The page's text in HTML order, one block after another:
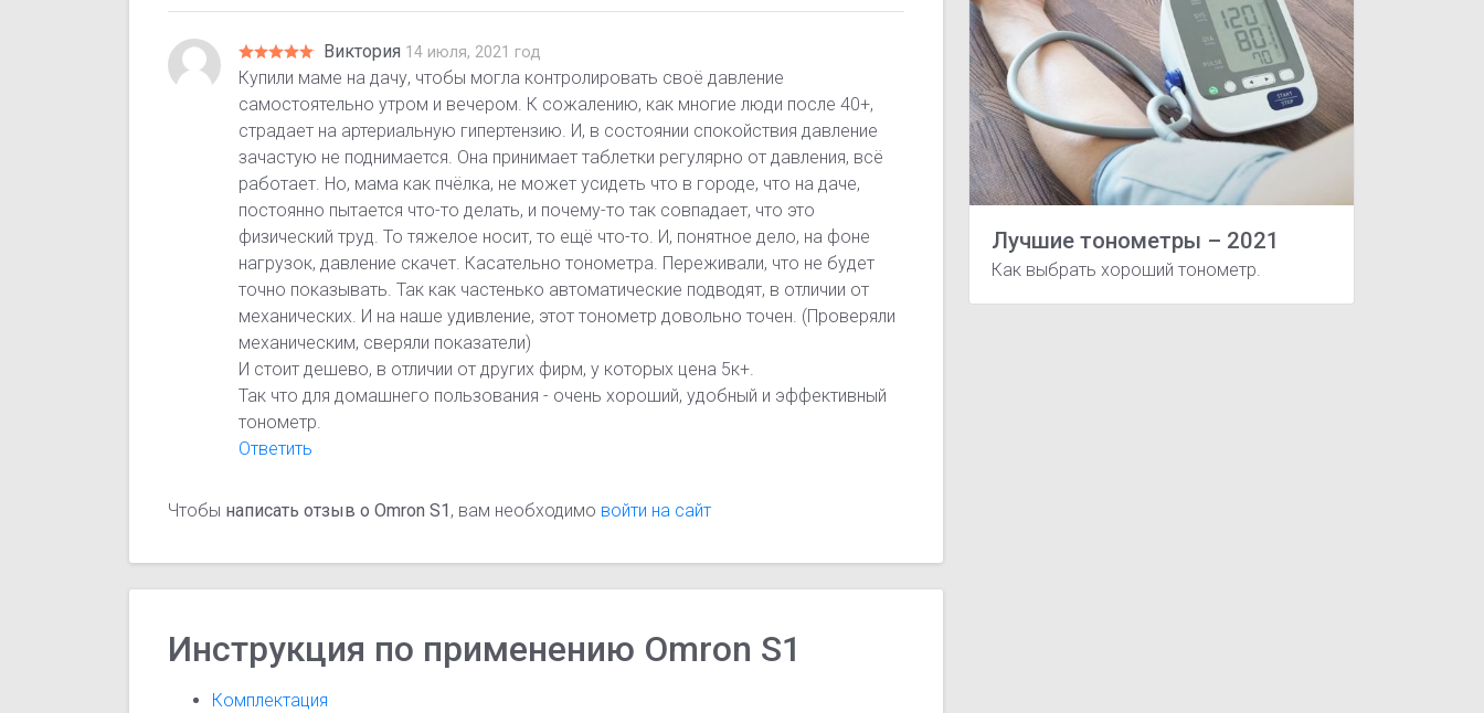
Виктория 14 июля, 2021 год
Купили маме на дачу, чтобы могла контролировать своё давление
самостоятельно утром и вечером. К сожалению, как многие люди после 40+,
страдает на артериальную гипертензию. И, в состоянии спокойствия давление
зачастую не поднимается. Она принимает таблетки регулярно от давления, всё
работает. Но, мама как пчёлка, не может усидеть что в городе, что на даче,
постоянно пытается что-то делать, и почему-то так совпадает, что это
физический труд. То тяжелое носит, то ещё что-то. И, понятное дело, на фоне
нагрузок, давление скачет. Касательно тонометра. Переживали, что не будет
точно показывать. Так как частенько автоматические подводят, в отличии от
механических. И на наше удивление, этот тонометр довольно точен. (Проверяли
механическим, сверяли показатели)
И стоит дешево, в отличии от других фирм, у которых цена 5к+.
Так что для домашнего пользования - очень хороший, удобный и эффективный
тонометр.
Ответить
Чтобы написать отзыв о Omron S1, вам необходимо войти на сайт
Инструкция по применению Omron S1
Комплектация
Лучшие тонометры – 2021
Как выбрать хороший тонометр.